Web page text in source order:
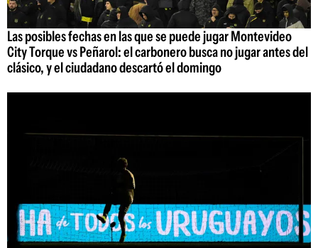
Las posibles fechas en las que se puede jugar Montevideo
City Torque vs Peñarol: el carbonero busca no jugar antes del
clásico, y el ciudadano descartó el domingo